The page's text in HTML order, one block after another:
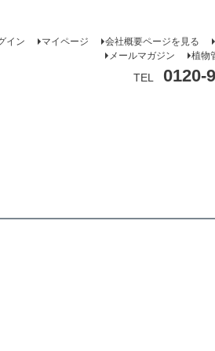
イン マイページ 会社概要ページを見る
メールマガジン
植物
TEL 0120-